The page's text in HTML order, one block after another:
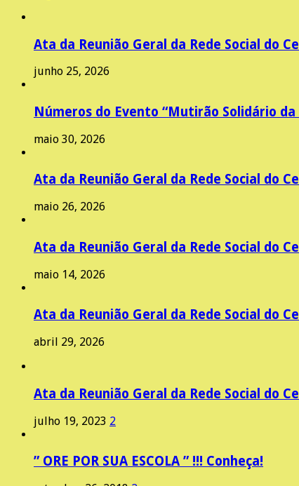
Ata da Reunião Geral da Rede Social do
junho 25, 2026
Números do Evento “Mutirão Solidário da
maio 30, 2026
Ata da Reunião Geral da Rede Social do
maio 26, 2026
Ata da Reunião Geral da Rede Social do
maio 14, 2026
Ata da Reunião Geral da Rede Social do
abril 29, 2026
Ata da Reunião Geral da Rede Social do
julho 19, 2023 2
” ORE POR SUA ESCOLA ” !!! Conheça!